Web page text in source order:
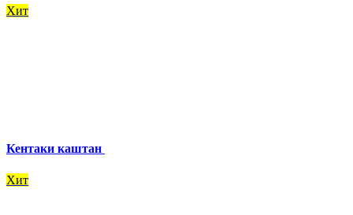
Хит
Кентаки каштан
Хит